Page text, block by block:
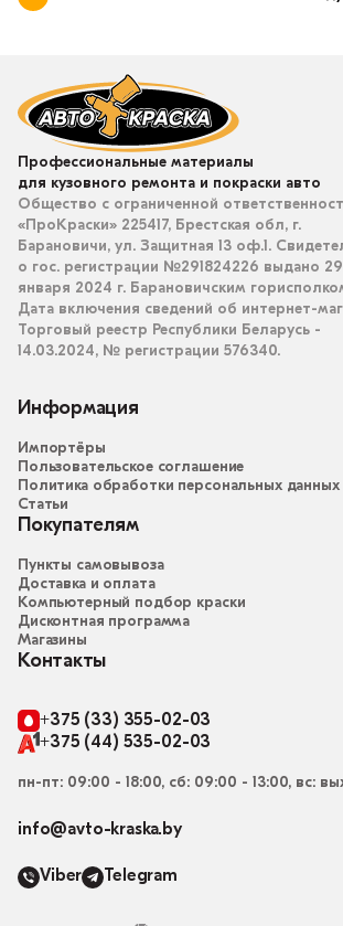
Профессиональные материалы
для кузовного ремонта и покраски авто
Общество с ограниченной
«ПроКраски» 225417, Брестская обл, г.
Барановичи, ул. Защитная 13 оф.1.
о гос. регистрации №291824226 выдано 29
января 2024 г. Барановичским
Дата включения сведений об интернет-
Торговый реестр Республики Беларусь -
14.03.2024, № регистрации 576340.
Информация
Импортёры
Пользовательское соглашение
Политика обработки персональных данных
Статьи
Покупателям
Пункты самовывоза
Доставка и оплата
Компьютерный подбор краски
Дисконтная программа
Магазины
Контакты
+375 (33) 355-02-03
+375 (44) 535-02-03
пн-пт: 09:00 - 18:00, сб: 09:00 - 13:00, вс:
info@avto-kraska.by
Viber Telegram